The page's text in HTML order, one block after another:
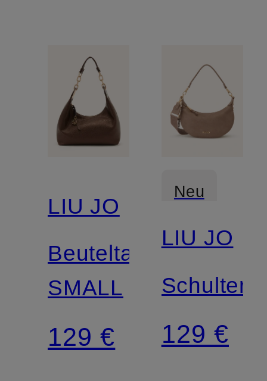
LIU JO
Beuteltasche
SMALL
129 €
Neu
LIU JO
129 €